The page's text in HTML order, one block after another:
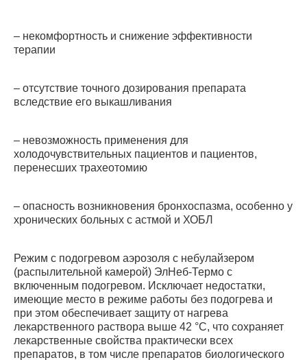
– некомфортность и снижение эффективности
терапии
– отсутствие точного дозирования препарата
вследствие его выкашливания
– невозможность применения для
холодочувствительных пациентов и пациентов,
перенесших трахеотомию
– опасность возникновения бронхоспазма, особенно у
хронических больных с астмой и ХОБЛ
Режим с подогревом аэрозоля с небулайзером
(распылительной камерой) ЭлНеб-Термо с
включенным подогревом. Исключает недостатки,
имеющие место в режиме работы без подогрева и
при этом обеспечивает защиту от нагрева
лекарственного раствора выше 42 °C, что сохраняет
лекарственные свойства практически всех
препаратов, в том числе препаратов биологического